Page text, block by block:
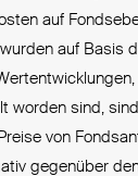
auf
auf Basis
worden sind,
von
gegenüber